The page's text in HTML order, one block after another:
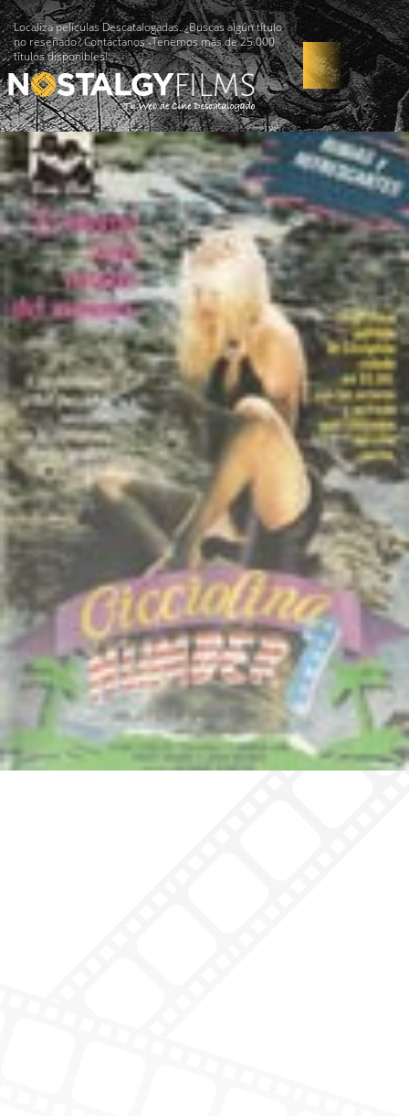
Localiza películas Descatalogadas. ¿Buscas algún título
no reseñado? Contáctanos -Tenemos más de 25.000
títulos disponibles!